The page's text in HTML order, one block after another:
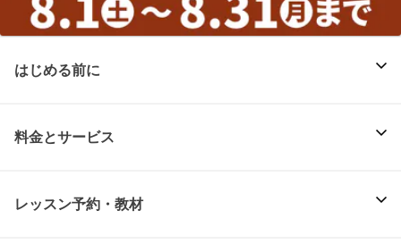
はじめる前に
料金とサービス
レッスン予約・教材